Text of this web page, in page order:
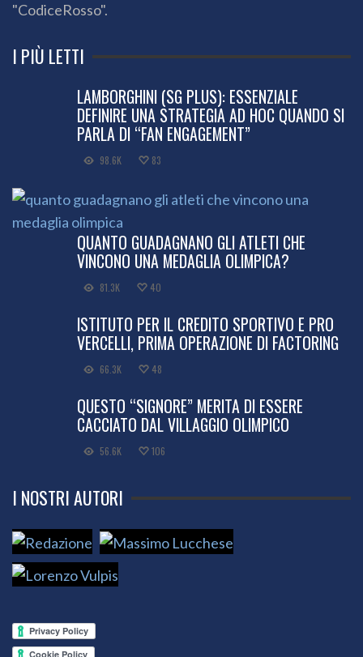
"CodiceRosso".
I PIÙ LETTI
LAMBORGHINI (SG PLUS): ESSENZIALE
DEFINIRE UNA STRATEGIA AD HOC QUANDO SI
PARLA DI “FAN ENGAGEMENT”
98.6K 83
QUANTO GUADAGNANO GLI ATLETI CHE
VINCONO UNA MEDAGLIA OLIMPICA?
81.3K 40
ISTITUTO PER IL CREDITO SPORTIVO E PRO
VERCELLI, PRIMA OPERAZIONE DI FACTORING
66.3K 48
QUESTO “SIGNORE” MERITA DI ESSERE
CACCIATO DAL VILLAGGIO OLIMPICO
56.6K 106
I NOSTRI AUTORI